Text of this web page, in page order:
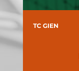
TC GIEN